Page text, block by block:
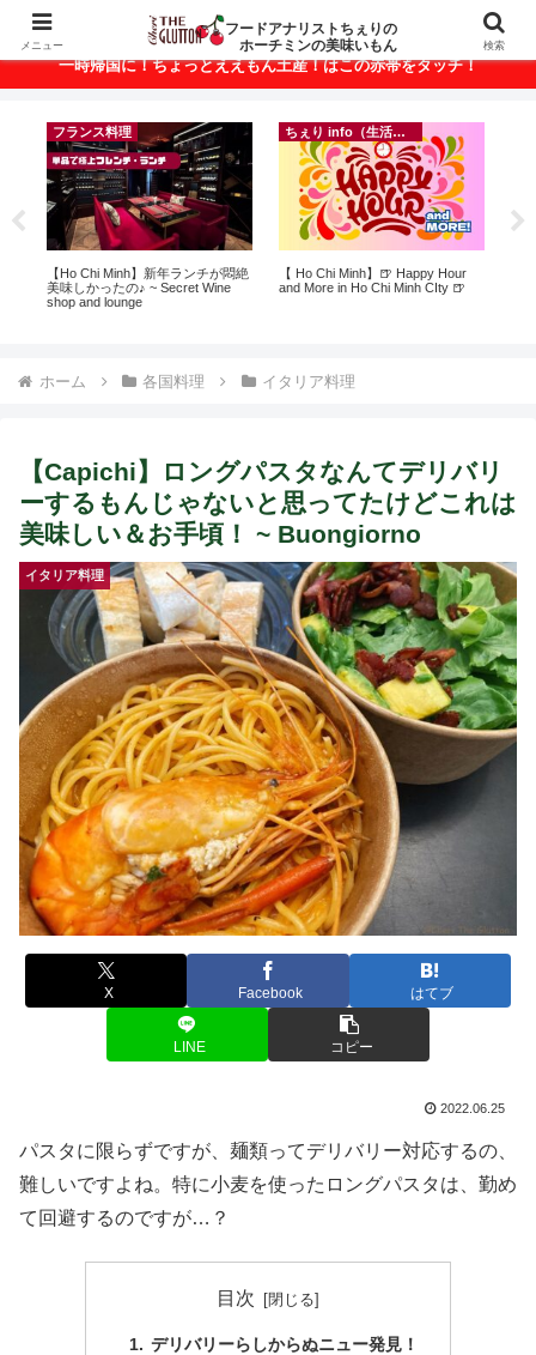
ベトナム・ホーチミンの美味いもんが満載！
一時帰国に！ちょっとええもん土産！はこの赤帯をタッチ！
フランス料理
【Ho Chi Minh】新年ランチが悶絶
美味しかったの♪ ~ Secret Wine
shop and lounge
ちぇり info（生活情報）
【 Ho Chi Minh】🍺 Happy Hour
and More in Ho Chi Minh CIty 🍺
ホーム 各国料理 イタリア料理
【Capichi】ロングパスタなんてデリバリ
ーするもんじゃないと思ってたけどこれは
美味しい＆お手頃！ ~ Buongiorno
イタリア料理
X Facebook はてブ
LINE コピー
2022.06.25
パスタに限らずですが、麺類ってデリバリー対応するの、
難しいですよね。特に小麦を使ったロングパスタは、勤め
て回避するのですが…？
目次
デリバリーらしからぬニュー発見！
メニュー
フードアナリストちぇりの
ホーチミンの美味いもん
検索